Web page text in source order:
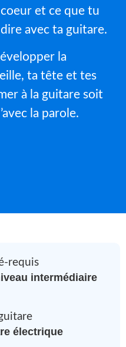
et ce que tu
avec ta guitare.
la
ta tête et tes
à la guitare soit
la parole.
requis
intermédiaire
électrique